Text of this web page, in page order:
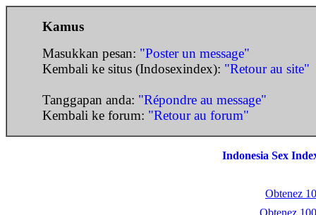
Kamus
Masukkan pesan: "Poster un message"
Kembali ke situs (Indosexindex): "Retour au site"
Tanggapan anda: "Répondre au message"
Kembali ke forum: "Retour au forum"
Indonesia Sex
Obtenez
Obtenez